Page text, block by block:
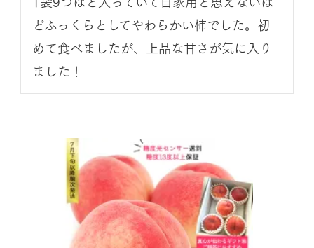
どふっくらとしてやわらかい柿でした。初
めて食べましたが、上品な甘さが気に入り
ました！